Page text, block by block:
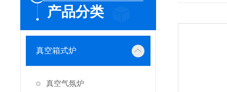
产品分类
真空箱式炉
真空气氛炉